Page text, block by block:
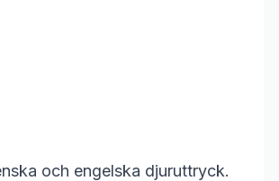
och engelska djuruttryck.